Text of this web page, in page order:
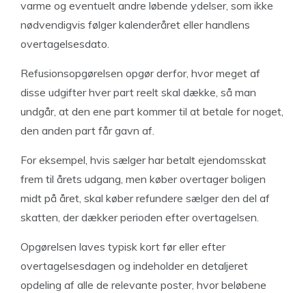
varme og eventuelt andre løbende ydelser, som ikke
nødvendigvis følger kalenderåret eller handlens
overtagelsesdato.
Refusionsopgørelsen opgør derfor, hvor meget af
disse udgifter hver part reelt skal dække, så man
undgår, at den ene part kommer til at betale for noget,
den anden part får gavn af.
For eksempel, hvis sælger har betalt ejendomsskat
frem til årets udgang, men køber overtager boligen
midt på året, skal køber refundere sælger den del af
skatten, der dækker perioden efter overtagelsen.
Opgørelsen laves typisk kort før eller efter
overtagelsesdagen og indeholder en detaljeret
opdeling af alle de relevante poster, hvor beløbene